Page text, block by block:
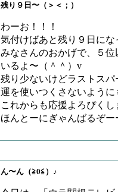
残り９日〜（＞＜；）
わーお！！！
気付けばあと残り９日に
みなさんのおかげで、５
いるよ〜（＾＾）v
残り少ないけどラストス
運を使いつくさないよう
これからも応援よろぴく
ほんとーにぎゃんばるぞー
ん〜ん（≧0≦）♪